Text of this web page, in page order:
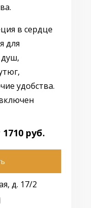
в сердце
для
удобства.
1710 руб.
д. 17/2